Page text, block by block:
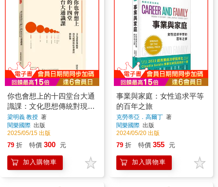
你也會想上的十四堂台大通
識課：文化思想傳統對現代
經濟與社會發展的影響
梁明義 教授 著
閱樂國際 出版
2025/05/15 出版
79 折 特價 300 元
加入購物車
事業與家庭：女性追求平等
的百年之旅
克勞蒂亞．高爾丁 著
閱樂國際 出版
2024/05/20 出版
79 折 特價 355 元
加入購物車